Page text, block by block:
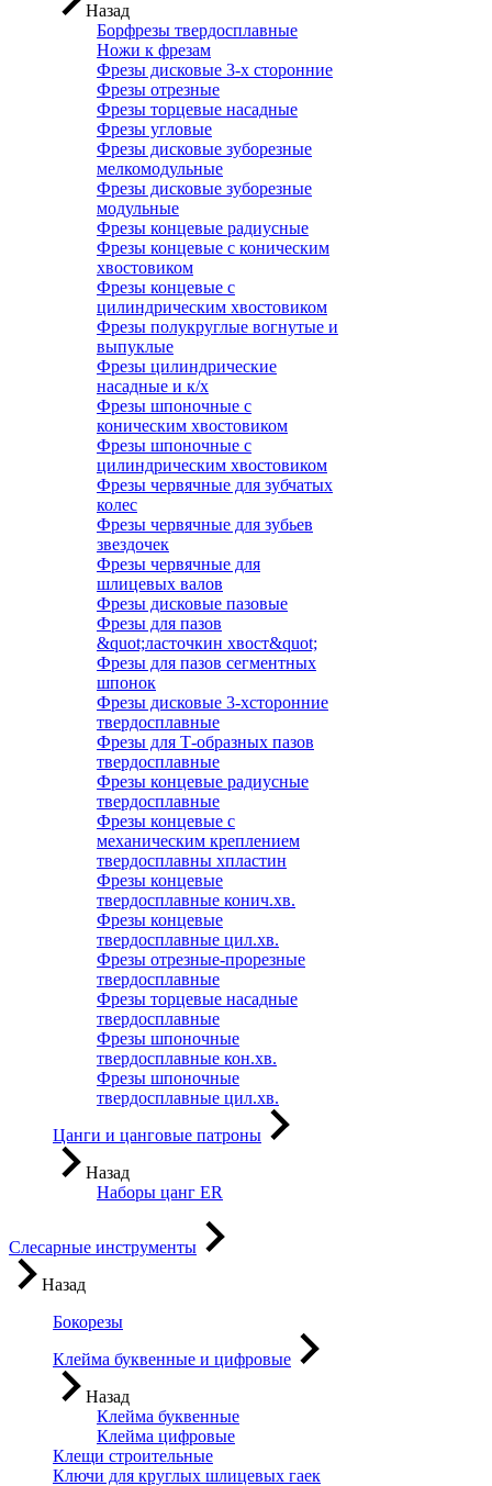
Назад
Борфрезы твердосплавные
Ножи к фрезам
Фрезы дисковые 3-х сторонние
Фрезы отрезные
Фрезы торцевые насадные
Фрезы угловые
Фрезы дисковые зуборезные
мелкомодульные
Фрезы дисковые зуборезные
модульные
Фрезы концевые радиусные
Фрезы концевые с коническим
хвостовиком
Фрезы концевые с
цилиндрическим хвостовиком
Фрезы полукруглые вогнутые и
выпуклые
Фрезы цилиндрические
насадные и к/х
Фрезы шпоночные с
коническим хвостовиком
Фрезы шпоночные с
цилиндрическим хвостовиком
Фрезы червячные для зубчатых
колес
Фрезы червячные для зубьев
звездочек
Фрезы червячные для
шлицевых валов
Фрезы дисковые пазовые
Фрезы для пазов
&quot;ласточкин хвост&quot;
Фрезы для пазов сегментных
шпонок
Фрезы дисковые 3-хсторонние
твердосплавные
Фрезы для Т-образных пазов
твердосплавные
Фрезы концевые радиусные
твердосплавные
Фрезы концевые с
механическим креплением
твердосплавны хпластин
Фрезы концевые
твердосплавные конич.хв.
Фрезы концевые
твердосплавные цил.хв.
Фрезы отрезные-прорезные
твердосплавные
Фрезы торцевые насадные
твердосплавные
Фрезы шпоночные
твердосплавные кон.хв.
Фрезы шпоночные
твердосплавные цил.хв.
Цанги и цанговые патроны
Назад
Наборы цанг ER
Слесарные инструменты
Назад
Бокорезы
Клейма буквенные и цифровые
Назад
Клейма буквенные
Клейма цифровые
Клещи строительные
Ключи для круглых шлицевых гаек